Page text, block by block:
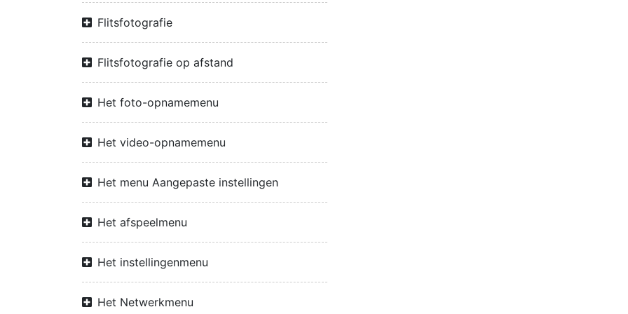
Flitsfotografie
Flitsfotografie op afstand
Het foto-opnamemenu
Het video-opnamemenu
Het menu Aangepaste instellingen
Het afspeelmenu
Het instellingenmenu
Het Netwerkmenu